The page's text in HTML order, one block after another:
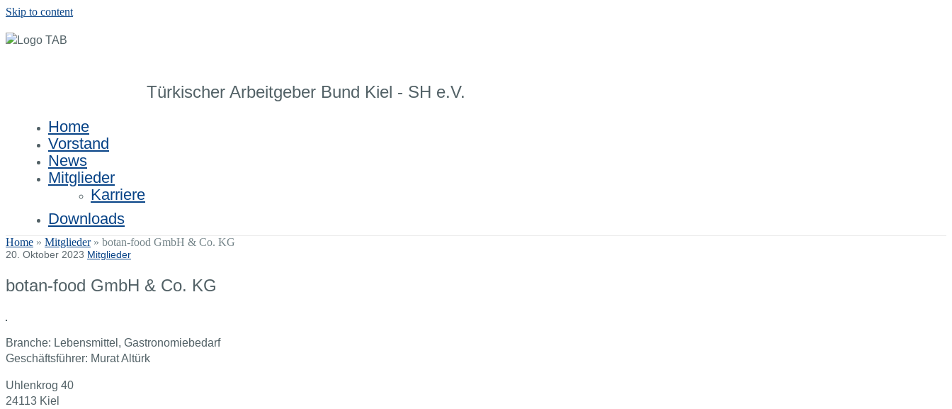
Skip to content
Türkischer Arbeitgeber Bund Kiel - SH e.V.
Home
Vorstand
News
Mitglieder
Karriere
Downloads
Home » Mitglieder » botan-food GmbH & Co. KG
20. Oktober 2023 Mitglieder
botan-food GmbH & Co. KG
Branche: Lebensmittel, Gastronomiebedarf
Geschäftsführer: Murat Altürk
Uhlenkrog 40
24113 Kiel